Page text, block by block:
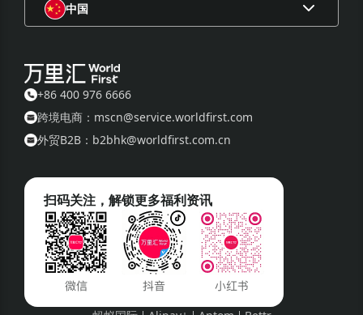
中国
+86 400 976 6666
跨境电商：mscn@service.worldfirst.com
外贸B2B：b2bhk@worldfirst.com.cn
扫码关注，解锁更多福利资讯